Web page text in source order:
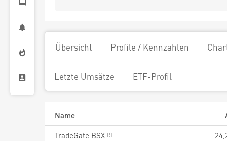
Übersicht Profile / Kennzahlen
Letzte Umsätze ETF-Profil
Name
TradeGate BSX